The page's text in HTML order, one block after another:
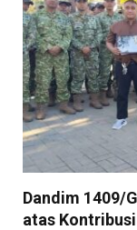
Dandim 1409/
atas